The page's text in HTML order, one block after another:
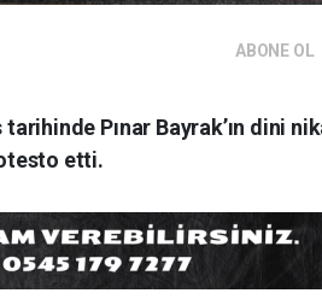
ABONE OL
Pınar Bayrak’ın dini
etti.